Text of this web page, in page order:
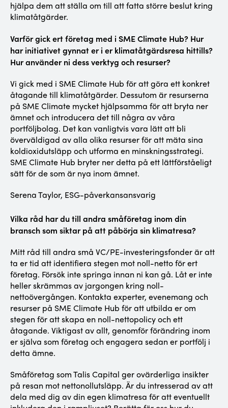
hjälpa dem att ställa om till att fatta större beslut kring
klimatåtgärder.
Varför gick ert företag med i SME Climate Hub? Hur
har initiativet gynnat er i er klimatåtgärdsresa hittills?
Hur använder ni dess verktyg och resurser?
Vi gick med i SME Climate Hub för att göra ett konkret
åtagande till klimatåtgärder. Dessutom är resurserna
på SME Climate mycket hjälpsamma för att bryta ner
ämnet och introducera det till några av våra
portföljbolag. Det kan vanligtvis vara lätt att bli
överväldigad av alla olika resurser för att mäta sina
koldioxidutsläpp och utforma en minskningsstrategi.
SME Climate Hub bryter ner detta på ett lättförståeligt
sätt för de som är nya inom ämnet.
Serena Taylor, ESG-påverkansansvarig
Vilka råd har du till andra småföretag inom din
bransch som siktar på att påbörja sin klimatresa?
Mitt råd till andra små VC/PE-investeringsfonder är att
ta er tid att identifiera stegen mot noll-netto för ert
företag. Försök inte springa innan ni kan gå. Låt er inte
heller skrämmas av jargongen kring noll-
nettoövergången. Kontakta experter, evenemang och
resurser på SME Climate Hub för att utbilda er om
stegen för att skapa en noll-nettopolicy och ett
åtagande. Viktigast av allt, genomför förändring inom
er själva som företag och engagera sedan er portfölj i
detta ämne.
Småföretag som Talis Capital ger ovärderliga insikter
på resan mot nettonollutsläpp. Är du intresserad av att
dela med dig av din egen klimatresa för att eventuellt